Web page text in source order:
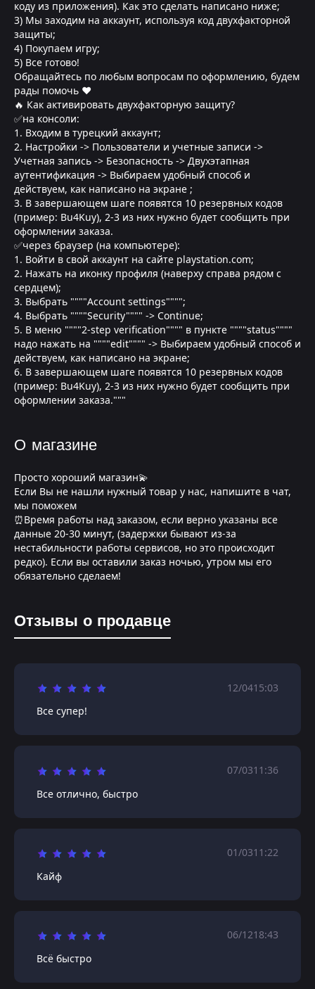
коду из приложения). Как это сделать написано ниже;
3) Мы заходим на аккаунт, используя код двухфакторной
защиты;
4) Покупаем игру;
5) Все готово!
Обращайтесь по любым вопросам по оформлению, будем
рады помочь ❤
🔥 Как активировать двухфакторную защиту?
✅на консоли:
1. Входим в турецкий аккаунт;
2. Настройки -> Пользователи и учетные записи ->
Учетная запись -> Безопасность -> Двухэтапная
аутентификация -> Выбираем удобный способ и
действуем, как написано на экране ;
3. В завершающем шаге появятся 10 резервных кодов
(пример: Bu4Kuy), 2-3 из них нужно будет сообщить при
оформлении заказа.
✅через браузер (на компьютере):
1. Войти в свой аккаунт на сайте playstation.com;
2. Нажать на иконку профиля (наверху справа рядом с
сердцем);
3. Выбрать """"Account settings"""";
4. Выбрать """"Security"""" -> Continue;
5. В меню """"2-step verification"""" в пункте """"status""""
надо нажать на """"edit"""" -> Выбираем удобный способ и
действуем, как написано на экране;
6. В завершающем шаге появятся 10 резервных кодов
(пример: Bu4Kuy), 2-3 из них нужно будет сообщить при
оформлении заказа."""
О магазине
Просто хороший магазин💫
Если Вы не нашли нужный товар у нас, напишите в чат,
мы поможем
⏰Время работы над заказом, если верно указаны все
данные 20-30 минут, (задержки бывают из-за
нестабильности работы сервисов, но это происходит
редко). Если вы оставили заказ ночью, утром мы его
обязательно сделаем!
Отзывы о продавце
12/0415:03
Все супер!
07/0311:36
Все отлично, быстро
01/0311:22
Кайф
06/1218:43
Всё быстро